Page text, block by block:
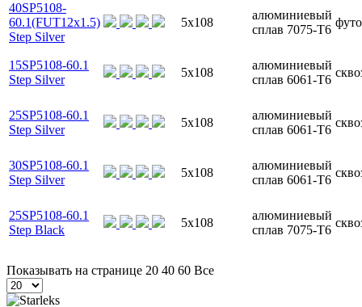
40SP5108-
60.1(FUT12x1.5)
Step Silver
5x108
алюминиевый
сплав 7075-T6
15SP5108-60.1
Step Silver
5x108
алюминиевый
сплав 6061-T6
25SP5108-60.1
Step Silver
5x108
алюминиевый
сплав 6061-T6
30SP5108-60.1
Step Silver
5x108
алюминиевый
сплав 6061-T6
25SP5108-60.1
Step Black
5x108
алюминиевый
сплав 7075-T6
Показывать на странице 20 40 60 Все